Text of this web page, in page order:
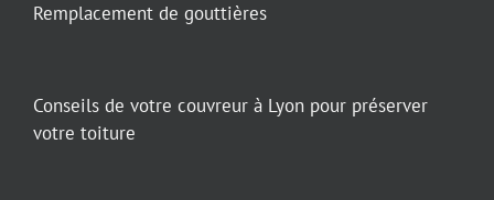
Remplacement de gouttières
Conseils de votre couvreur à Lyon pour préserver
votre toiture